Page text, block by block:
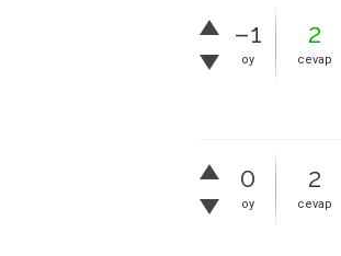
–1
oy
2
cevap
0
oy
2
cevap